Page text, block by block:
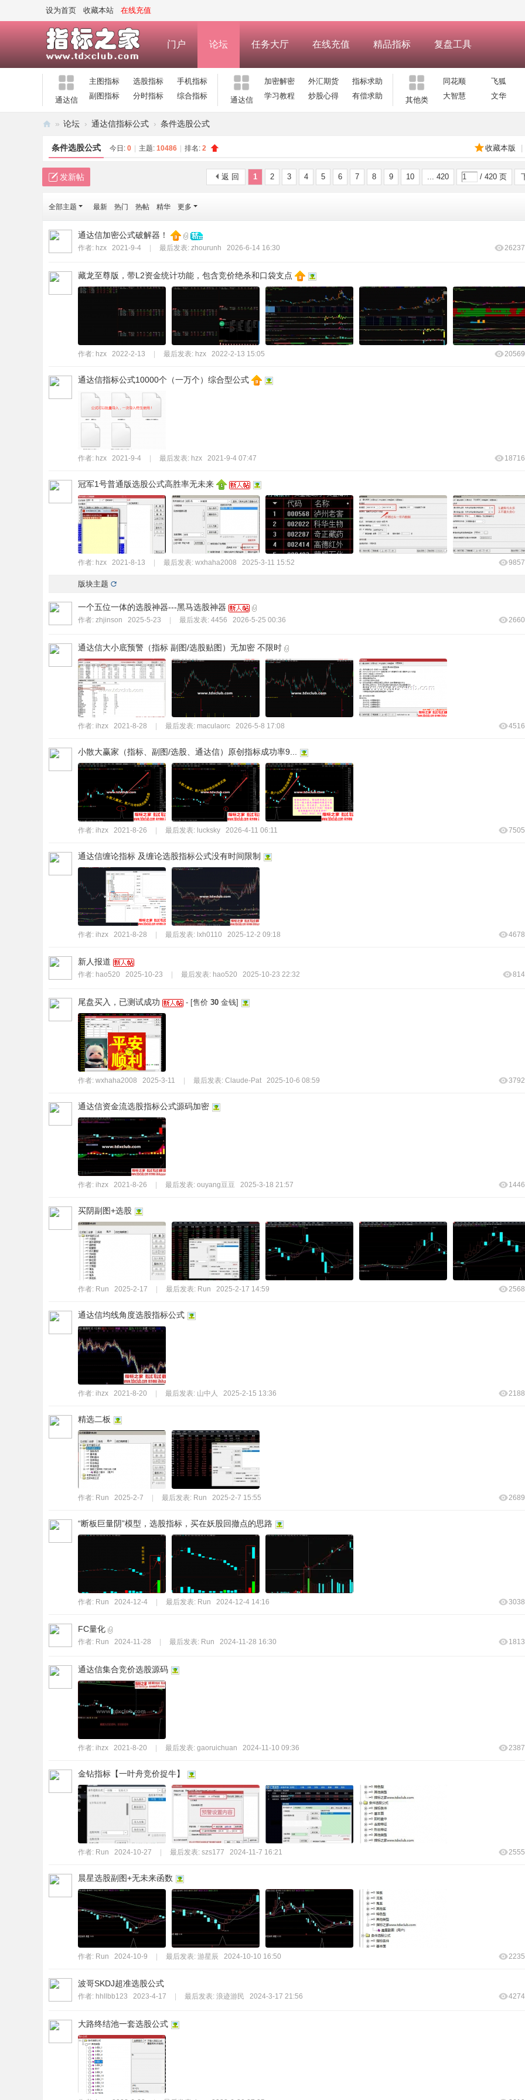
设为首页 收藏本站 在线充值
门户 论坛 任务大厅 在线充值 精品指标 复盘工具
通达信
主图指标 选股指标
手机指标
副图指标
分时指标 综合指标 通达信
加密解密 外汇期货
指标求助
学习教程
炒股心得 有偿求助 其他类
同花顺
飞狐
大智慧
文华
标
之
—
式
标
程
享
网
» 论坛 › 通达信指标公式 › 条件选股公式
收藏本版
条件选股公式 今日: 0 主题: 10486 排名: 2
1 2 3 4 5 6 7 8 9 10 ... 420 / 420 页
返 回
发新帖
全部主题 最新 热门 热帖 精华 更多
通达信加密公式破解器！
作者: hzx 2021-9-4 最后发表: zhourunh 2026-6-14 16:30 26237
藏龙至尊版，带L2资金统计功能，包含竞价绝杀和口袋支点
作者: hzx 2022-2-13 最后发表: hzx 2022-2-13 15:05 20569
通达信指标公式10000个（一万个）综合型公式
作者: hzx 2021-9-4 最后发表: hzx 2021-9-4 07:47 18716
冠军1号普通版选股公式高胜率无未来
作者: hzx 2021-8-13 最后发表: wxhaha2008 2025-3-11 15:52 9857
版块主题
一个五位一体的选股神器---黑马选股神器
作者: zhjinson 2025-5-23 最后发表: 4456 2026-5-25 00:36 2660
通达信大小底预警（指标 副图/选股贴图）无加密 不限时
作者: ihzx 2021-8-28 最后发表: maculaorc 2026-5-8 17:08 4516
小散大赢家（指标、副图/选股、通达信）原创指标成功率9...
作者: ihzx 2021-8-26 最后发表: lucksky 2026-4-11 06:11 7505
通达信缠论指标 及缠论选股指标公式没有时间限制
作者: ihzx 2021-8-28 最后发表: lxh0110 2025-12-2 09:18 4678
新人报道
作者: hao520 2025-10-23 最后发表: hao520 2025-10-23 22:32 814
尾盘买入，已测试成功 - [售价 30 金钱]
作者: wxhaha2008 2025-3-11 最后发表: Claude-Pat 2025-10-6 08:59 3792
通达信资金流选股指标公式源码加密
作者: ihzx 2021-8-26 最后发表: ouyang豆豆 2025-3-18 21:57 1446
买阴副图+选股
作者: Run 2025-2-17 最后发表: Run 2025-2-17 14:59 2568
通达信均线角度选股指标公式
作者: ihzx 2021-8-20 最后发表: 山中人 2025-2-15 13:36 2188
精选二板
作者: Run 2025-2-7 最后发表: Run 2025-2-7 15:55 2689
“断板巨量阴”模型，选股指标，买在妖股回撤点的思路
作者: Run 2024-12-4 最后发表: Run 2024-12-4 14:16 3038
FC量化
作者: Run 2024-11-28 最后发表: Run 2024-11-28 16:30 1813
通达信集合竞价选股源码
作者: ihzx 2021-8-20 最后发表: gaoruichuan 2024-11-10 09:36 2387
金钻指标【一叶舟竞价捉牛】
作者: Run 2024-10-27 最后发表: szs177 2024-11-7 16:21 2555
晨星选股副图+无未来函数
作者: Run 2024-10-9 最后发表: 游星辰 2024-10-10 16:50 2235
波哥SKDJ超准选股公式
作者: hhllbb123 2023-4-17 最后发表: 浪迹游民 2024-3-17 21:56 4274
大路终结池一套选股公式